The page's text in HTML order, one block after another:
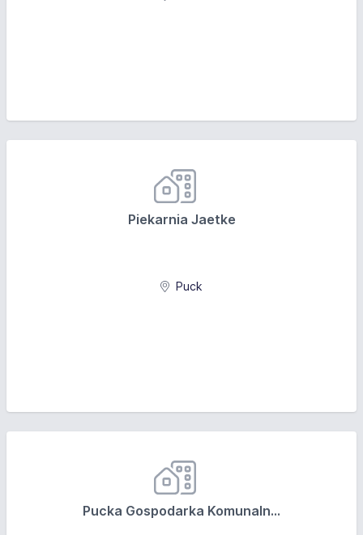
Piekarnia Jaetke
Puck
Pucka Gospodarka Komunaln...